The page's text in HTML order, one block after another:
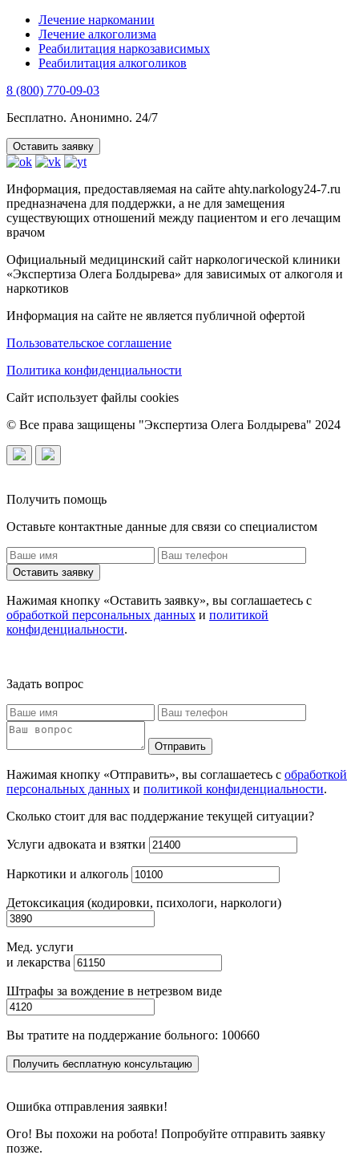
Лечение наркомании
Лечение алкоголизма
Реабилитация наркозависимых
Реабилитация алкоголиков
8 (800) 770-09-03
Бесплатно. Анонимно. 24/7
Оставить заявку
Информация, предоставляемая на сайте ahty.narkology24-7.ru
предназначена для поддержки, а не для замещения
существующих отношений между пациентом и его лечащим
врачом
Официальный медицинский сайт наркологической клиники
«Экспертиза Олега Болдырева» для зависимых от алкоголя и
наркотиков
Информация на сайте не является публичной офертой
Пользовательское соглашение
Политика конфиденциальности
Сайт использует файлы cookies
© Все права защищены "Экспертиза Олега Болдырева" 2024
Получить помощь
Оставьте контактные данные для связи со специалистом
Оставить заявку
Нажимая кнопку «Оставить заявку», вы соглашаетесь с
обработкой персональных данных и политикой
конфиденциальности.
Задать вопрос
Отправить
Нажимая кнопку «Отправить», вы соглашаетесь с обработкой
персональных данных и политикой конфиденциальности.
Сколько стоит для вас поддержание текущей ситуации?
Услуги адвоката и взятки
Наркотики и алкоголь
Детоксикация (кодировки, психологи, наркологи)
Мед. услуги
и лекарства
Штрафы за вождение в нетрезвом виде
Вы тратите на поддержание больного: 100660
Получить бесплатную консультацию
Ошибка отправления заявки!
Ого! Вы похожи на робота! Попробуйте отправить заявку
позже.